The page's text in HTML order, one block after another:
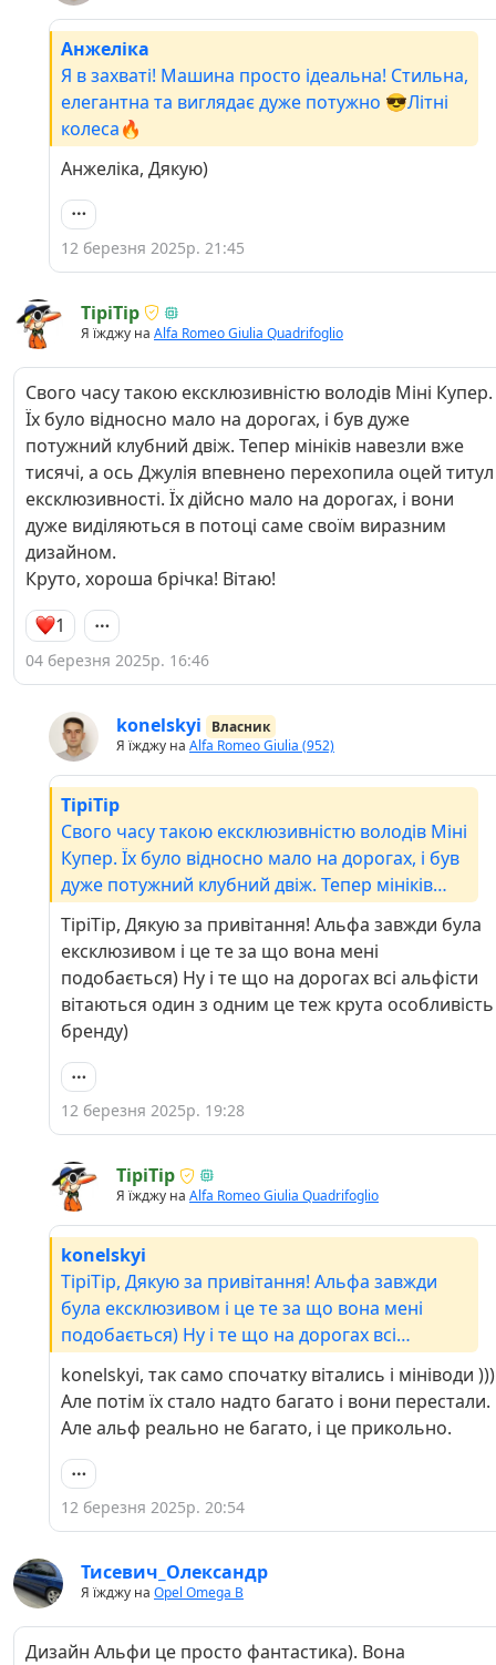
Анжеліка
Я в захваті! Машина просто ідеальна! Стильна,
елегантна та виглядає дуже потужно 😎Літні
колеса🔥
Анжеліка, Дякую)
12 березня 2025р. 21:45
TipiTip
Я їжджу на Alfa Romeo Giulia Quadrifoglio
Свого часу такою ексклюзивністю володів Міні Купер.
Їх було відносно мало на дорогах, і був дуже
потужний клубний двіж. Тепер мініків навезли вже
тисячі, а ось Джулія впевнено перехопила оцей титул
ексклюзивності. Їх дійсно мало на дорогах, і вони
дуже виділяються в потоці саме своїм виразним
дизайном.
Круто, хороша брічка! Вітаю!
1
04 березня 2025р. 16:46
konelskyi
Власник
Я їжджу на Alfa Romeo Giulia (952)
TipiTip
Свого часу такою ексклюзивністю володів Міні
Купер. Їх було відносно мало на дорогах, і був
дуже потужний клубний двіж. Тепер мініків
навезли вже тисячі, а ось Джулія впевнено
перехопила оцей титул ексклюзивності. Їх
дійсно мало на дорогах, і вони дуже
виділяються в потоці саме своїм виразним
дизайном. Круто, хороша брічка! Вітаю!
TipiTip, Дякую за привітання! Альфа завжди була
ексклюзивом і це те за що вона мені
подобається) Ну і те що на дорогах всі альфісти
вітаються один з одним це теж крута особливість
бренду)
12 березня 2025р. 19:28
TipiTip
Я їжджу на Alfa Romeo Giulia Quadrifoglio
konelskyi
TipiTip, Дякую за привітання! Альфа завжди
була ексклюзивом і це те за що вона мені
подобається) Ну і те що на дорогах всі
особливість бренду)
konelskyi, так само спочатку вітались і мініводи )))
Але потім їх стало надто багато і вони перестали.
Але альф реально не багато, і це прикольно.
12 березня 2025р. 20:54
Тисевич_Олександр
Я їжджу на Opel Omega B
Дизайн Альфи це просто фантастика). Вона